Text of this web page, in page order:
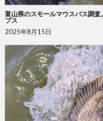
富山県のスモールマウスバス調
プス
2025年8月15日